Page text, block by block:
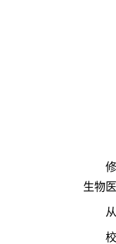
生物